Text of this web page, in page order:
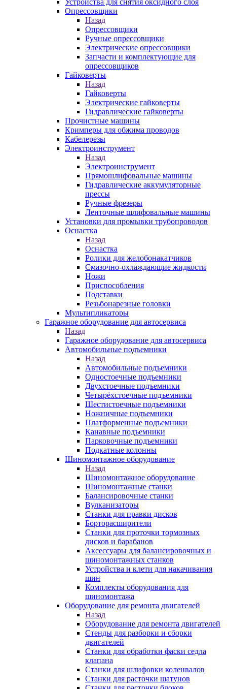
Устройства для снятия оксидного слоя
Опрессовщики
Назад
Опрессовщики
Ручные опрессовщики
Электрические опрессовщики
Запчасти и комплектующие для
опрессовщиков
Гайковерты
Назад
Гайковерты
Электрические гайковерты
Гидравлические гайковерты
Прочистные машины
Кримперы для обжима проводов
Кабелерезы
Электроинструмент
Назад
Электроинструмент
Прямошлифовальные машины
Гидравлические аккумуляторные
прессы
Ручные фрезеры
Ленточные шлифовальные машины
Установки для промывки трубопроводов
Оснастка
Назад
Оснастка
Ролики для желобонакатчиков
Смазочно-охлаждающие жидкости
Ножи
Приспособления
Подставки
Резьбонарезные головки
Мультипликаторы
Гаражное оборудование для автосервиса
Назад
Гаражное оборудование для автосервиса
Автомобильные подъемники
Назад
Автомобильные подъемники
Одностоечные подъемники
Двухстоечные подъемники
Четырёхстоечные подъемники
Шестистоечные подъемники
Ножничные подъемники
Платформенные подъемники
Канавные подъемники
Парковочные подъемники
Подкатные колонны
Шиномонтажное оборудование
Назад
Шиномонтажное оборудование
Шиномонтажные станки
Балансировочные станки
Вулканизаторы
Станки для правки дисков
Борторасширители
Станки для проточки тормозных
дисков и барабанов
Аксессуары для балансировочных и
шиномонтажных станков
Устройства и клети для накачивания
шин
Комплекты оборудования для
шиномонтажа
Оборудование для ремонта двигателей
Назад
Оборудование для ремонта двигателей
Стенды для разборки и сборки
двигателей
Станки для обработки фаски седла
клапана
Станки для шлифовки коленвалов
Станки для расточки шатунов